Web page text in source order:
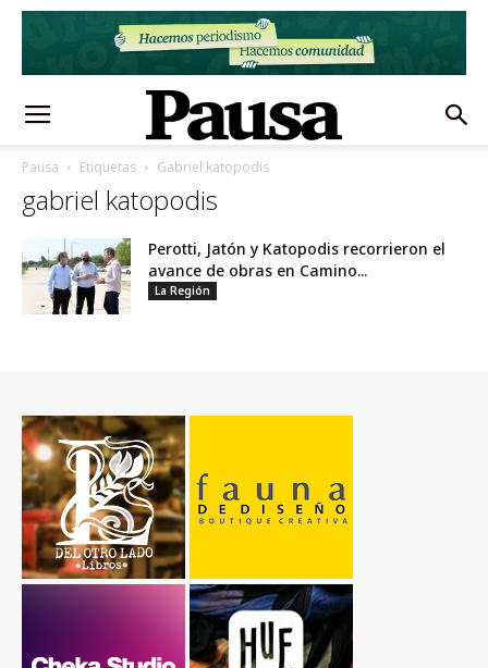
Pausa Etiquetas Gabriel katopodis
gabriel katopodis
Perotti, Jatón y Katopodis recorrieron el
avance de obras en Camino...
La Región